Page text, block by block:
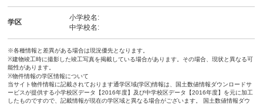
学区
小学校名:
中学校名:
※各種情報と差異がある場合は現況優先となります。
※建物竣工時に撮影した竣工写真を掲載している場合があります。その場合、現状と異なる可
能性があります。
※物件情報の学区情報について
当サイト物件情報に記載されております通学区域(学区)情報は、国土数値情報ダウンロードサ
ービスが提供する小学校区データ【2016年度】及び中学校区データ【2016年度】を元に加工
したものですので、記載情報が現在の学区域と異なる場合がございます。 国土数値情報ダウ